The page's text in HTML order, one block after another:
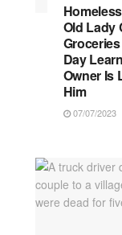
Old Lady
Day
Owner Is
Him
07/07/2023